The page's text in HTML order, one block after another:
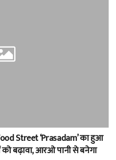
Street ‘Prasadam’ का हुआ
बढ़ावा, आरओ पानी से बनेगा